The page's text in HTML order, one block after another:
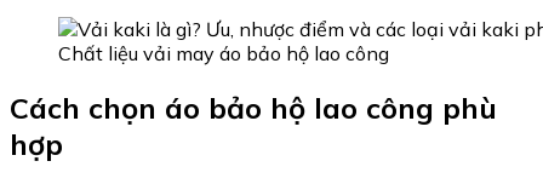
Chất liệu vải may áo bảo hộ lao công
Cách chọn áo bảo hộ lao công phù
hợp